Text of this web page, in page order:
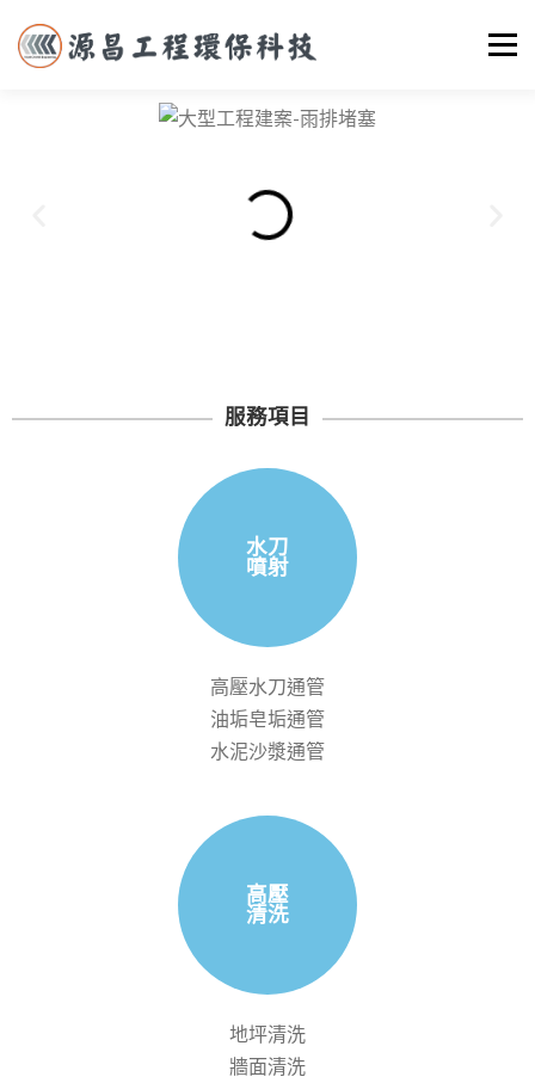
選單
服務項目
水刀
噴射
高壓水刀通管
油垢皂垢通管
水泥沙漿通管
高壓
清洗
地坪清洗
牆面清洗